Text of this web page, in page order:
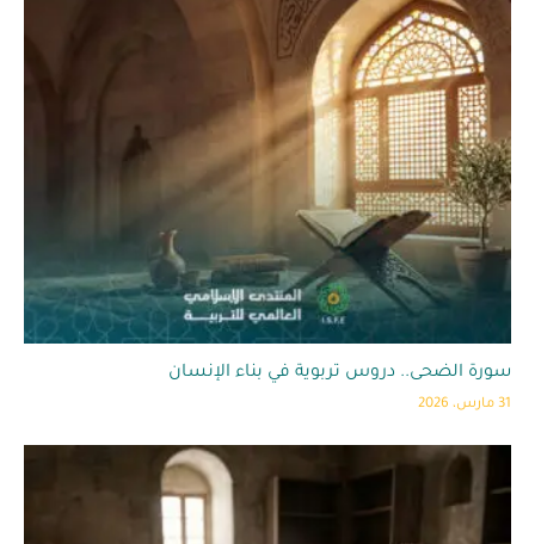
سورة الضحى.. دروس تربوية في بناء الإنسان
31 مارس، 2026